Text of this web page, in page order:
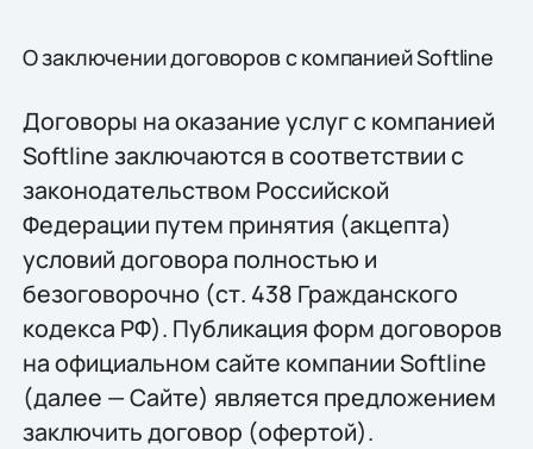
О заключении договоров с компанией Softline
Договоры на оказание услуг с компанией
Softline заключаются в соответствии с
законодательством Российской
Федерации путем принятия (акцепта)
условий договора полностью и
безоговорочно (ст. 438 Гражданского
кодекса РФ). Публикация форм договоров
на официальном сайте компании Softline
(далее — Сайте) является предложением
заключить договор (офертой).